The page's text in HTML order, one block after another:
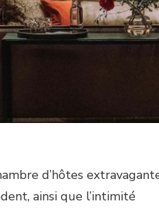
d’hôtes
ainsi que l’intimité